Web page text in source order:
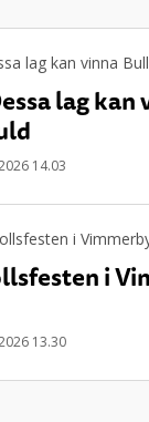
lag kan
14.03
i
13.30